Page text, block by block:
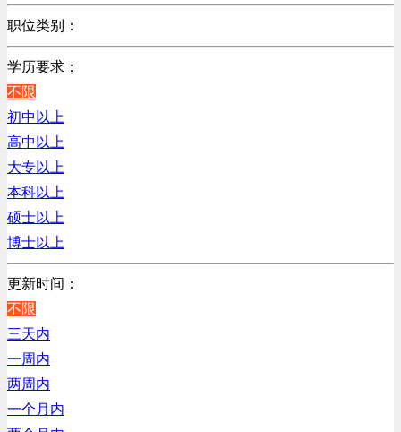
不限
北京
广东
江苏
陕西
浙江
辽宁
上海
职位类别：
不限
机械制造/仪器仪表类
计算机硬件类
销售管理类
计算机软件类
贸易/物流/仓储/采购类
客服及凯发娱乐网址的技术支持类
高级管理类
电子/电器/半导体类
电力电气/能源/自动化
程序/语言开发类
行政/后勤/文秘类
销售类
人力资源类
互联网/电子商务/游戏类
建筑装潢/市政建设类
学历要求：
不限
初中以上
高中以上
大专以上
本科以上
硕士以上
博士以上
更新时间：
不限
三天内
一周内
两周内
一个月内